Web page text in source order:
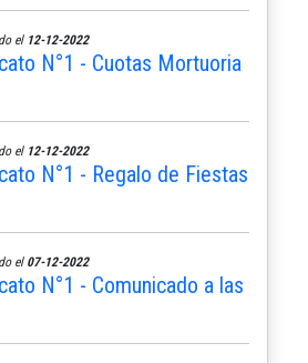
el 12-12-2022
N°1 - Cuotas Mortuoria
el 12-12-2022
N°1 - Regalo de Fiestas
el 07-12-2022
N°1 - Comunicado a las